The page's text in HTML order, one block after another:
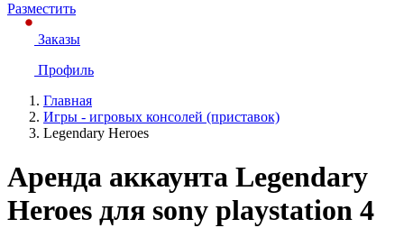
Разместить
Заказы
Профиль
Главная
Игры - игровых консолей (приставок)
Legendary Heroes
Аренда аккаунта Legendary
Heroes для sony playstation 4